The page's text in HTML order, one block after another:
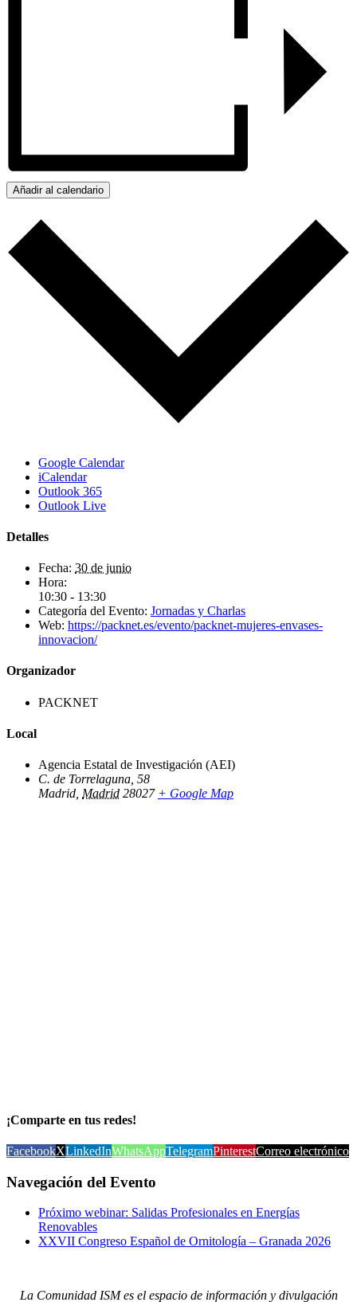
Añadir al calendario
Google Calendar
iCalendar
Outlook 365
Outlook Live
Detalles
Fecha: 30 de junio
Hora:
10:30 - 13:30
Categoría del Evento: Jornadas y Charlas
Web: https://packnet.es/evento/packnet-mujeres-envases-
innovacion/
Organizador
PACKNET
Local
Agencia Estatal de Investigación (AEI)
C. de Torrelaguna, 58
Madrid Madrid 28027 + Google Map
¡Comparte en tus redes!
FacebookXLinkedInWhatsAppTelegramPinterestCorreo electrónico
Navegación del Evento
Próximo webinar: Salidas Profesionales en Energías
Renovables
XXVII Congreso Español de Ornitología – Granada 2026
La Comunidad ISM es el espacio de información y divulgación